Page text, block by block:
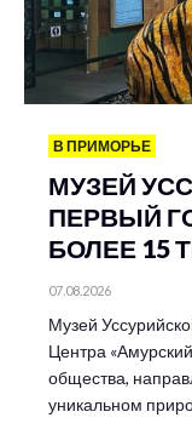
В ПРИМОРЬЕ
МУЗЕЙ
ПЕРВЫЙ
БОЛЕЕ 15
07.08.2026
Музей
Центра
общества,
уникальном